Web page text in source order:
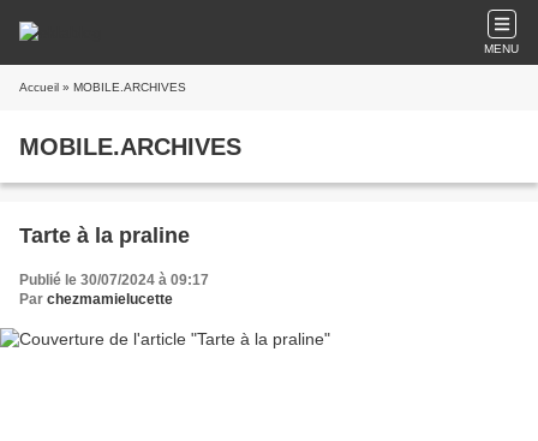
MENU
Accueil » MOBILE.ARCHIVES
MOBILE.ARCHIVES
Tarte à la praline
Publié le 30/07/2024 à 09:17
Par chezmamielucette